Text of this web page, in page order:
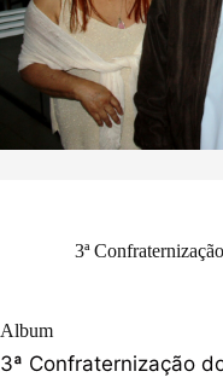
3ª
Album
3ª Confraternização